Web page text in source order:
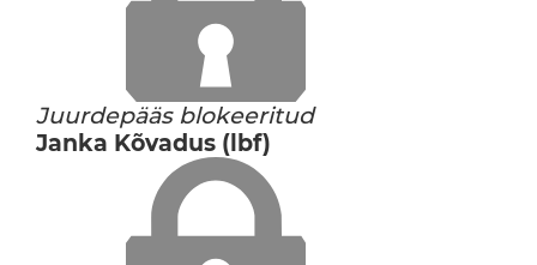
Juurdepääs blokeeritud
Janka Kõvadus (lbf)